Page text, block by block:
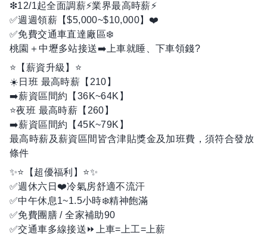
❇12/1起全面調薪⚡業界最高時薪⚡
✅週週領薪【$5,000~$10,000】❤️
✅免費交通車直達廠區❄️
桃園＋中壢多站接送➡️上車就睡、下車領錢?
⭐【薪資升級】⭐
☀️日班 最高時薪【210】
➡️薪資區間約【36K~64K】
⭐夜班 最高時薪【260】
➡️薪資區間約【45K~79K】
最高時薪及薪資區間皆含津貼獎金及加班費，須符合發放
條件
✨⭐【超優福利】⭐✨
✅週休六日❤️冷氣房舒適不流汗
✅中午休息1~1.5小時❄️精神飽滿
✅免費團膳 / 全家補助90
✅交通車多線接送⏩上車=上工=上薪